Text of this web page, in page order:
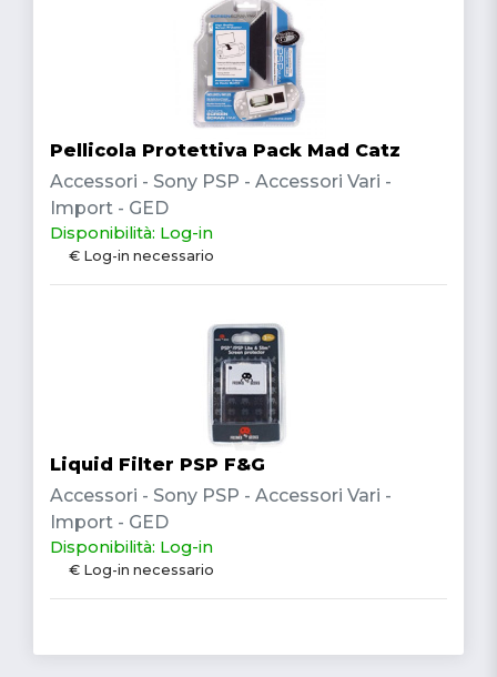
Pellicola Protettiva Pack Mad Catz
Accessori - Sony PSP - Accessori Vari -
Import - GED
Disponibilità: Log-in
€ Log-in necessario
Liquid Filter PSP F&G
Accessori - Sony PSP - Accessori Vari -
Import - GED
Disponibilità: Log-in
€ Log-in necessario